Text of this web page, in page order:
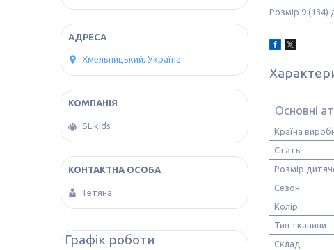
Розмір 9 (134)
Основні
Країна
Стать
Розмір
Сезон
Колір
Тип тканини
Склад
Хмельницький, Україна
SL kids
Тетяна
Графік роботи